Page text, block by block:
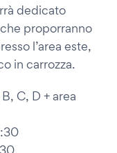
dedicato
proporranno
l’area este,
in carrozza.
C, D + area